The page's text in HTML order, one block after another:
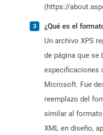
(https://
¿Qué es el
Un archivo XPS
de página que se
especificaciones
Microsoft. Fue
reemplazo del
similar al formato
XML en diseño,